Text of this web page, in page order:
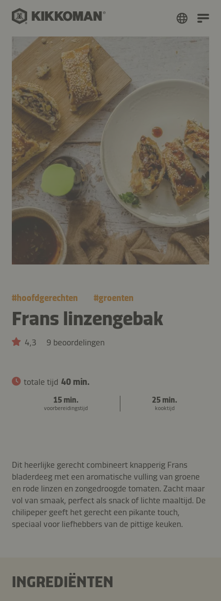
#hoofdgerechten #groenten
Frans linzengebak
4,3 9 beoordelingen
totale tijd 40 min.
15 min.
voorbereidingstijd
25 min.
kooktijd
Dit heerlijke gerecht combineert knapperig Frans
bladerdeeg met een aromatische vulling van groene
en rode linzen en zongedroogde tomaten. Zacht maar
vol van smaak, perfect als snack of lichte maaltijd. De
chilipeper geeft het gerecht een pikante touch,
speciaal voor liefhebbers van de pittige keuken.
INGREDIËNTEN